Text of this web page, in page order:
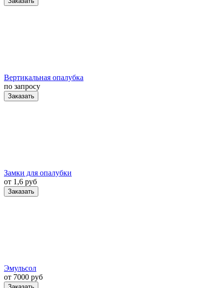
Вертикальная опалубка
по запросу
Заказать
Замки для опалубки
от 1,6 руб
Заказать
Эмульсол
от 7000 руб